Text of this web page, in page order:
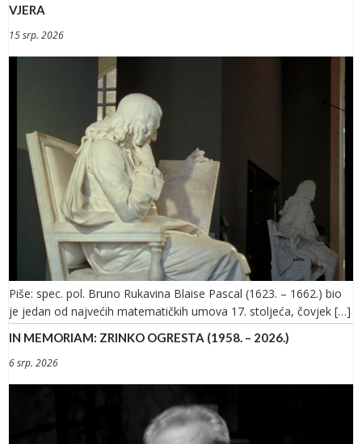
VJERA
15 srp. 2026
Piše: spec. pol. Bruno Rukavina Blaise Pascal (1623. – 1662.) bio
je jedan od najvećih matematičkih umova 17. stoljeća, čovjek […]
IN MEMORIAM: ZRINKO OGRESTA (1958. – 2026.)
6 srp. 2026